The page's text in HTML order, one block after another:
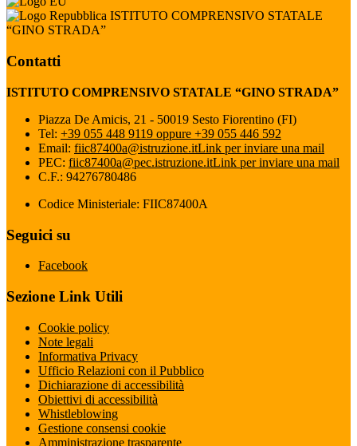
ISTITUTO COMPRENSIVO STATALE
“GINO STRADA”
Contatti
ISTITUTO COMPRENSIVO STATALE “GINO STRADA”
Piazza De Amicis, 21 - 50019 Sesto Fiorentino (FI)
Tel: +39 055 448 9119 oppure +39 055 446 592
Email: fiic87400a@istruzione.itLink per inviare una mail
PEC: fiic87400a@pec.istruzione.itLink per inviare una mail
C.F.: 94276780486
Codice Ministeriale: FIIC87400A
Seguici su
Facebook
Sezione Link Utili
Cookie policy
Note legali
Informativa Privacy
Ufficio Relazioni con il Pubblico
Dichiarazione di accessibilità
Obiettivi di accessibilità
Whistleblowing
Gestione consensi cookie
Amministrazione trasparente